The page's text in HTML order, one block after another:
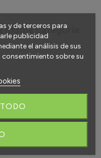
categoría:
y de terceros para
publicidad
el análisis de sus
consentimiento sobre su